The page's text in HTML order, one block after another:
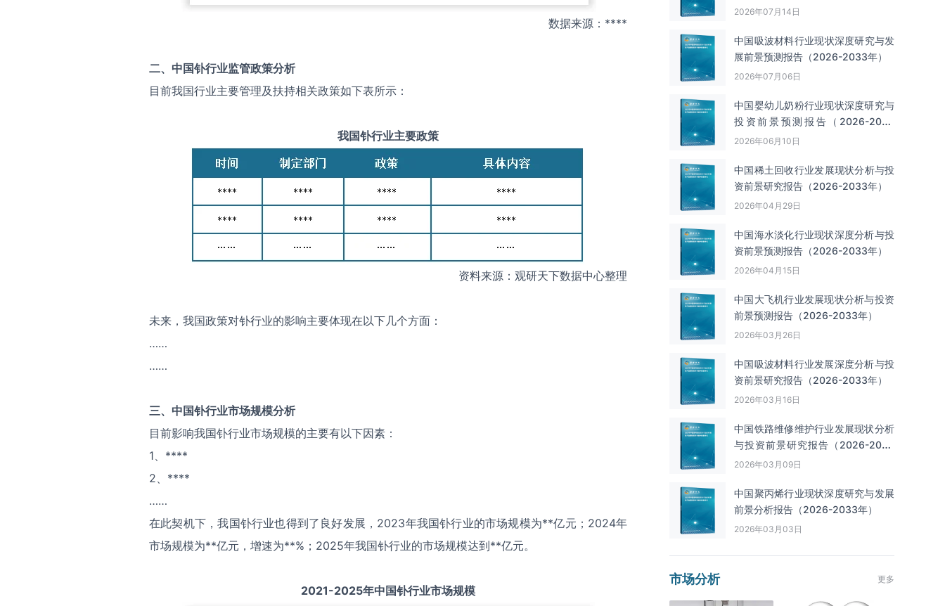
数据来源：****
二、中国钋行业监管政策分析
目前我国行业主要管理及扶持相关政策如下表所示：
我国钋行业主要政策
资料来源：观研天下数据中心整理
未来，我国政策对钋行业的影响主要体现在以下几个方面：
……
……
三、中国钋行业市场规模分析
目前影响我国钋行业市场规模的主要有以下因素：
1、****
2、****
……
在此契机下，我国钋行业也得到了良好发展，2023年我国钋行业的市场规模为**亿元；2024年
市场规模为**亿元，增速为**%；2025年我国钋行业的市场规模达到**亿元。
2021-2025年中国钋行业市场规模
2026年07月14日
中国吸波材料‌‌‌行业现状深度研究与发
展前景预测报告（2026-2033年）
2026年07月06日
中国婴幼儿奶粉行业现状深度研究与
投资前景预测报告（2026-2033
年）
2026年06月10日
中国‌‌稀土回收‌‌行业发展现状分析与投
资前景研究报告（2026-2033年）
2026年04月29日
中国海水淡化行业现状深度分析与投
资前景预测报告（2026-2033年）
2026年04月15日
中国大飞机行业发展现状分析与投资
前景预测报告（2026-2033年）
2026年03月26日
中国吸波材料行业发展深度分析与投
资前景研究报告（2026-2033年）
2026年03月16日
中国铁路维修维护行业发展现状分析
与投资前景研究报告（2026-2033
年）
2026年03月09日
中国聚丙烯行业现状深度研究与发展
前景分析报告（2026-2033年）
2026年03月03日
市场分析 更多